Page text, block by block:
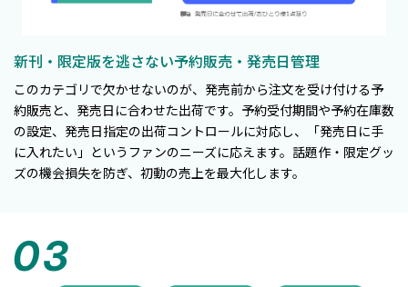
新刊・限定版を逃さない予約販売・発売日管理
このカテゴリで欠かせないのが、発売前から注文を受け付ける予
約販売と、発売日に合わせた出荷です。予約受付期間や予約在庫数
の設定、発売日指定の出荷コントロールに対応し、「発売日に手
に入れたい」というファンのニーズに応えます。話題作・限定グッ
ズの機会損失を防ぎ、初動の売上を最大化します。